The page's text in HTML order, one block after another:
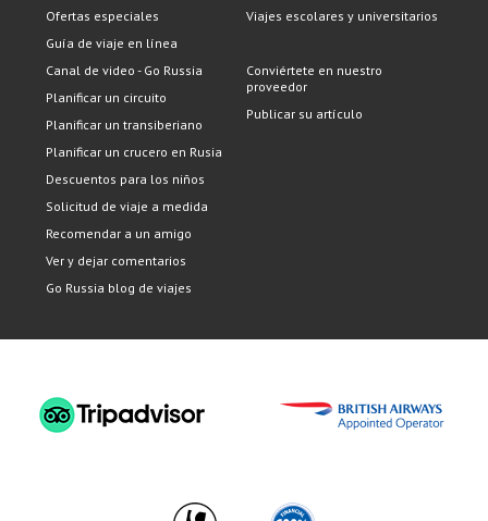
Ofertas especiales
Guía de viaje en línea
Canal de video - Go Russia
Planificar un circuito
Planificar un transiberiano
Planificar un crucero en Rusia
Descuentos para los niños
Solicitud de viaje a medida
Recomendar a un amigo
Ver y dejar comentarios
Go Russia blog de viajes
Viajes escolares y universitarios
Conviértete en nuestro
proveedor
Publicar su artículo